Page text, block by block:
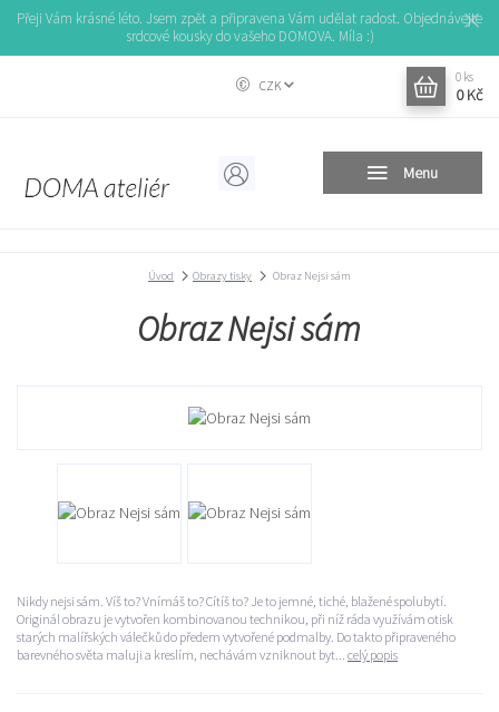
Přeji Vám krásné léto. Jsem zpět a připravena Vám udělat radost. Objednávejte
srdcové kousky do vašeho DOMOVA. Míla :)
Menu
CZK
0 ks
0 Kč
Úvod Obrazy tisky Obraz Nejsi sám
Obraz Nejsi sám
Nikdy nejsi sám. Víš to? Vnímáš to? Cítíš to? Je to jemné, tiché, blažené spolubytí.
Originál obrazu je vytvořen kombinovanou technikou, při níž ráda využívám otisk
starých malířských válečků do předem vytvořené podmalby. Do takto připraveného
barevného světa maluji a kreslím, nechávám vzniknout byt... celý popis